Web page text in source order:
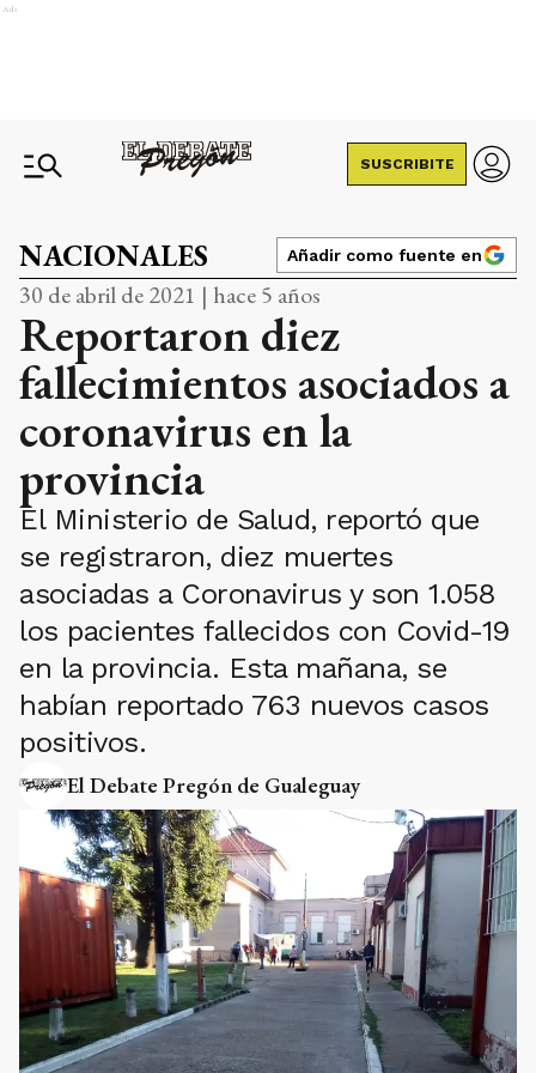
Ads
SUSCRIBITE
NACIONALES Añadir como fuente en
30 de abril de 2021 | hace 5 años
Reportaron diez
fallecimientos asociados a
coronavirus en la
provincia
El Ministerio de Salud, reportó que
se registraron, diez muertes
asociadas a Coronavirus y son 1.058
los pacientes fallecidos con Covid-19
en la provincia. Esta mañana, se
habían reportado 763 nuevos casos
positivos.
El Debate Pregón de Gualeguay